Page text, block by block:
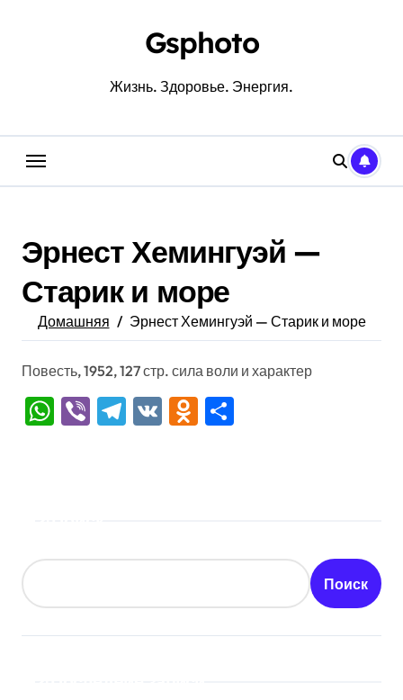
Gsphoto
Жизнь. Здоровье. Энергия.
Эрнест Хемингуэй —
Старик и море
Домашняя Эрнест Хемингуэй — Старик и море
Повесть, 1952, 127 стр. сила воли и характер
WhatsApp
ViberTelegram
VK Odnoklassniki
Поиск